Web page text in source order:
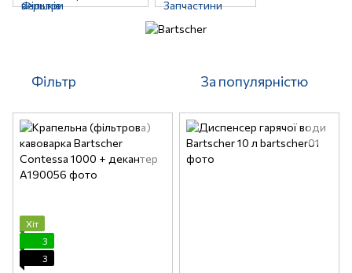
Фільтр За популярністю
Хіт
3
3